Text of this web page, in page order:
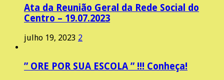
Ata da Reunião Geral da Rede Social do
Centro – 19.07.2023
julho 19, 2023 2
” ORE POR SUA ESCOLA ” !!! Conheça!